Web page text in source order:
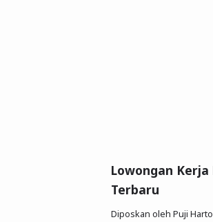
Lowongan Kerja
Terbaru
Diposkan oleh Puji